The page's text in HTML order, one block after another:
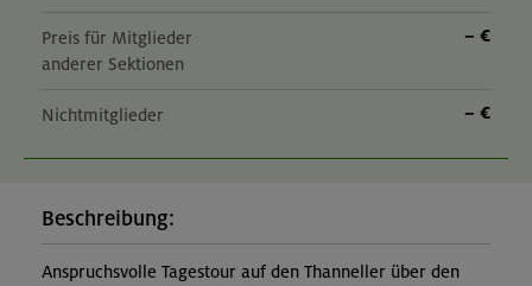
Preis für Mitglieder
anderer Sektionen
– €
Nichtmitglieder – €
Beschreibung:
Anspruchsvolle Tagestour auf den Thanneller über den